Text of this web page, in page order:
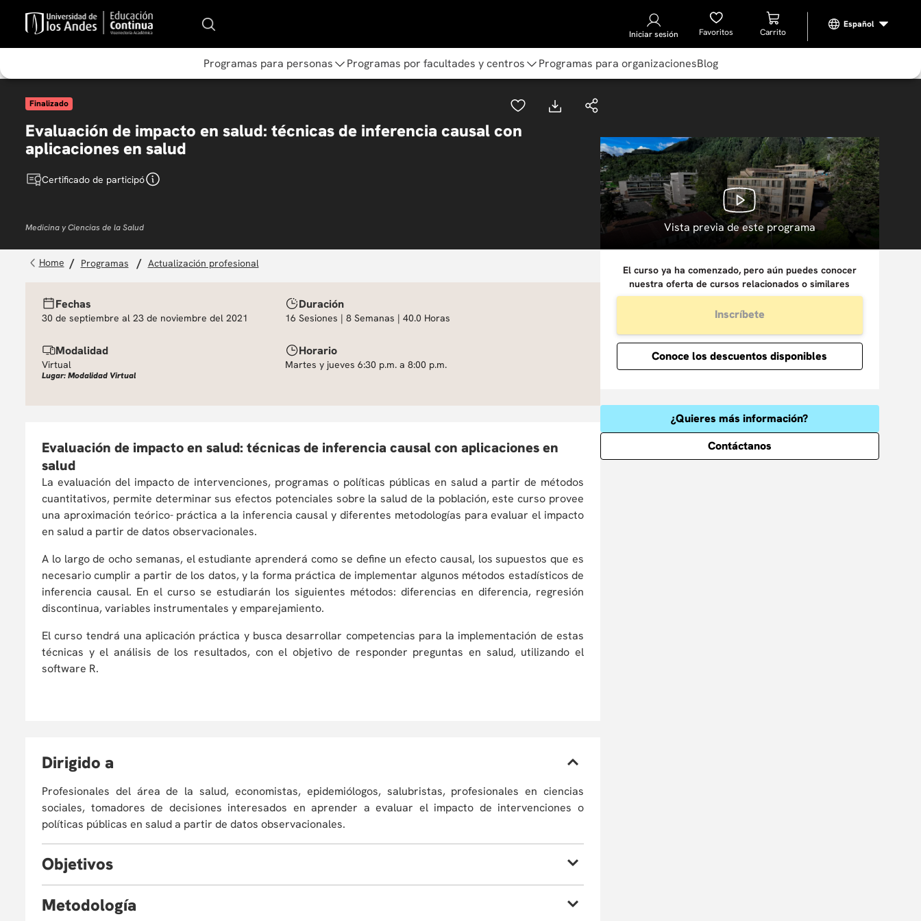
Iniciar sesión Favoritos
Programas para personas Programas por facultades y centros Programas para organizacionesBlog
Finalizado
Evaluación de impacto en salud: técnicas de inferencia causal con
aplicaciones en salud
Certificado de participó
Medicina y Ciencias de la Salud Vista previa de este programa
programas actualización profesional
Fechas
30 de septiembre al 23 de noviembre del 2021
Duración
16 Sesiones | 8 Semanas | 40.0 Horas
Modalidad
Virtual
Lugar: Modalidad Virtual
Horario
Martes y jueves 6:30 p.m. a 8:00 p.m.
Evaluación de impacto en salud: técnicas de inferencia causal con aplicaciones en
salud
La evaluación del impacto de intervenciones, programas o políticas públicas en salud a partir de métodos
cuantitativos, permite determinar sus efectos potenciales sobre la salud de la población, este curso provee
una aproximación teórico- práctica a la inferencia causal y diferentes metodologías para evaluar el impacto
en salud a partir de datos observacionales.
A lo largo de ocho semanas, el estudiante aprenderá como se define un efecto causal, los supuestos que es
necesario cumplir a partir de los datos, y la forma práctica de implementar algunos métodos estadísticos de
inferencia causal. En el curso se estudiarán los siguientes métodos: diferencias en diferencia, regresión
discontinua, variables instrumentales y emparejamiento.
El curso tendrá una aplicación práctica y busca desarrollar competencias para la implementación de estas
técnicas y el análisis de los resultados, con el objetivo de responder preguntas en salud, utilizando el
software R.
Dirigido a
Profesionales del área de la salud, economistas, epidemiólogos, salubristas, profesionales en ciencias
sociales, tomadores de decisiones interesados en aprender a evaluar el impacto de intervenciones o
políticas públicas en salud a partir de datos observacionales.
Objetivos
Metodología
El curso ya ha comenzado, pero aún puedes conocer
nuestra oferta de cursos relacionados o similares
Inscríbete
Conoce los descuentos disponibles
¿Quieres más información?
Contáctanos